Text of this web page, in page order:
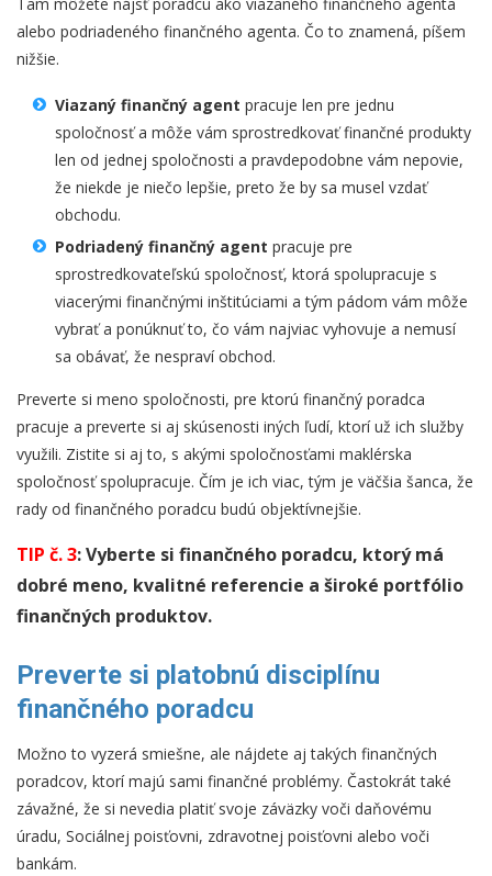
alebo podriadeného finančného agenta. Čo to znamená, píšem
nižšie.
Viazaný finančný agent pracuje len pre jednu
spoločnosť a môže vám sprostredkovať finančné produkty
len od jednej spoločnosti a pravdepodobne vám nepovie,
že niekde je niečo lepšie, preto že by sa musel vzdať
obchodu.
Podriadený finančný agent pracuje pre
sprostredkovateľskú spoločnosť, ktorá spolupracuje s
viacerými finančnými inštitúciami a tým pádom vám môže
vybrať a ponúknuť to, čo vám najviac vyhovuje a nemusí
sa obávať, že nespraví obchod.
Preverte si meno spoločnosti, pre ktorú finančný poradca
pracuje a preverte si aj skúsenosti iných ľudí, ktorí už ich služby
využili. Zistite si aj to, s akými spoločnosťami maklérska
spoločnosť spolupracuje. Čím je ich viac, tým je väčšia šanca, že
rady od finančného poradcu budú objektívnejšie.
TIP č. 3: Vyberte si finančného poradcu, ktorý má
dobré meno, kvalitné referencie a široké portfólio
finančných produktov.
Preverte si platobnú disciplínu
finančného poradcu
Možno to vyzerá smiešne, ale nájdete aj takých finančných
poradcov, ktorí majú sami finančné problémy. Častokrát také
závažné, že si nevedia platiť svoje záväzky voči daňovému
úradu, Sociálnej poisťovni, zdravotnej poisťovni alebo voči
bankám.